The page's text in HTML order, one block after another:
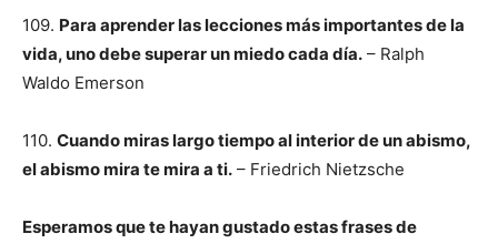
109. Para aprender las lecciones más importantes de la
vida, uno debe superar un miedo cada día. – Ralph
Waldo Emerson
110. Cuando miras largo tiempo al interior de un abismo,
el abismo mira te mira a ti. – Friedrich Nietzsche
Esperamos que te hayan gustado estas frases de